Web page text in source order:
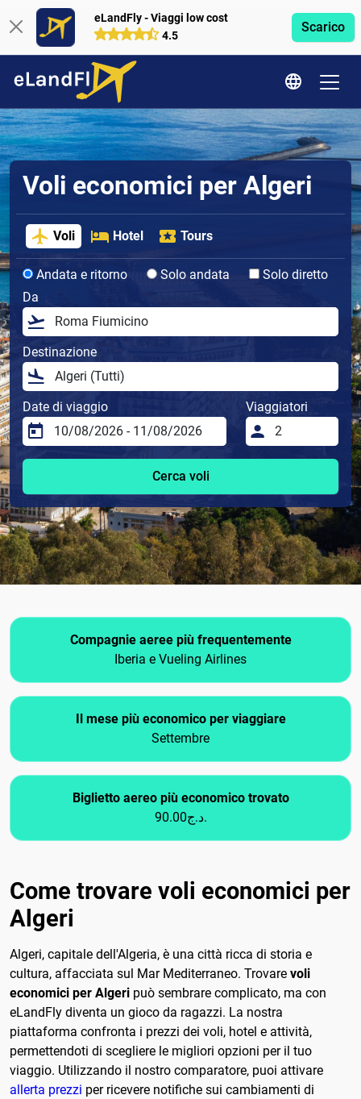
eLandFly - Viaggi low cost
4.5
Scarico
Voli economici per Algeri
Voli Hotel Tours
Andata e ritorno Solo andata
Solo diretto
Da
Destinazione
Date di viaggio Viaggiatori
Cerca voli
Compagnie aeree più frequentemente
Iberia e Vueling Airlines
Il mese più economico per viaggiare
Settembre
Biglietto aereo più economico trovato
90.00د.ج.
Come trovare voli economici per
Algeri
Algeri, capitale dell'Algeria, è una città ricca di storia e
cultura, affacciata sul Mar Mediterraneo. Trovare voli
economici per Algeri può sembrare complicato, ma con
eLandFly diventa un gioco da ragazzi. La nostra
piattaforma confronta i prezzi dei voli, hotel e attività,
permettendoti di scegliere le migliori opzioni per il tuo
viaggio. Utilizzando il nostro comparatore, puoi attivare
allerta prezzi per ricevere notifiche sui cambiamenti di